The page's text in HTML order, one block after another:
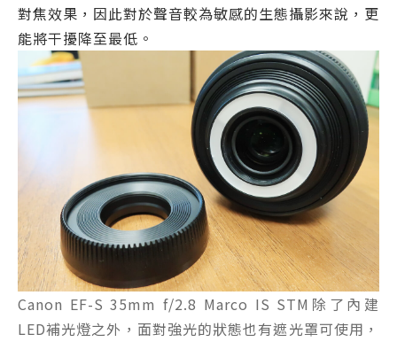
對焦效果，因此對於聲音較為敏感的生態攝影來說，更
能將干擾降至最低。
Canon EF-S 35mm f/2.8 Marco IS STM除了內建
LED補光燈之外，面對強光的狀態也有遮光罩可使用，